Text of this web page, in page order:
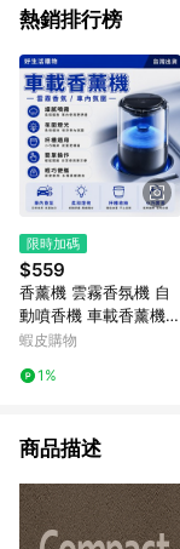
熱銷排行榜
限時加碼
$559
香薰機 雲霧香氛機 自
動噴香機 車載香薰機
雲霧香薰機 智能香薰機
智能香氛機 香氛機 擴
蝦皮購物
1%
商品描述